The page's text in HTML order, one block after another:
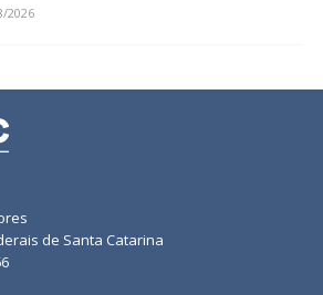
2026
de Santa Catarina